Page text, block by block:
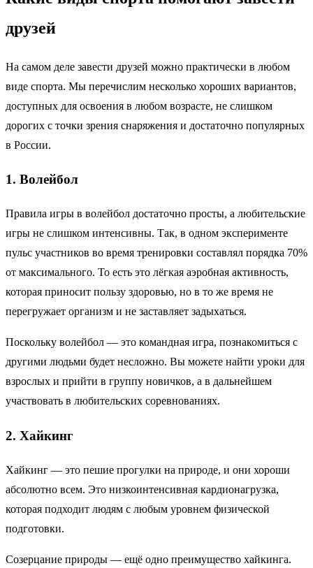
друзей
На самом деле завести друзей можно практически в любом
виде спорта. Мы перечислим несколько хороших вариантов,
доступных для освоения в любом возрасте, не слишком
дорогих с точки зрения снаряжения и достаточно популярных
в России.
1. Волейбол
Правила игры в волейбол достаточно просты, а любительские
игры не слишком интенсивны. Так, в одном эксперименте
пульс участников во время тренировки составлял порядка 70%
от максимального. То есть это лёгкая аэробная активность,
которая приносит пользу здоровью, но в то же время не
перегружает организм и не заставляет задыхаться.
Поскольку волейбол — это командная игра, познакомиться с
другими людьми будет несложно. Вы можете найти уроки для
взрослых и прийти в группу новичков, а в дальнейшем
участвовать в любительских соревнованиях.
2. Хайкинг
Хайкинг — это пешие прогулки на природе, и они хороши
абсолютно всем. Это низкоинтенсивная кардионагрузка,
которая подходит людям с любым уровнем физической
подготовки.
Созерцание природы — ещё одно преимущество хайкинга.